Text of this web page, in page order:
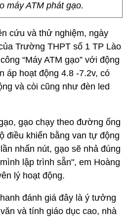
máy ATM phát gạo.
cứu và thử nghiệm, ngày
Trường THPT số 1 TP Lào
“Máy ATM gạo” với động
áp hoạt động 4.8 -7.2v, có
và còi cũng như đèn led
gạo chạy theo đường ống
điều khiển bằng van tự động
nhấn nút, gạo sẽ nhả đúng
lập trình sẵn", em Hoàng
lý hoạt động.
đánh giá đây là ý tưởng
và tính giáo dục cao, nhà